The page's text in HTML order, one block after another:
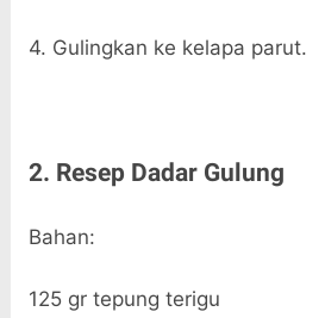
4. Gulingkan ke kelapa parut.
2. Resep Dadar Gulung
Bahan:
125 gr tepung terigu